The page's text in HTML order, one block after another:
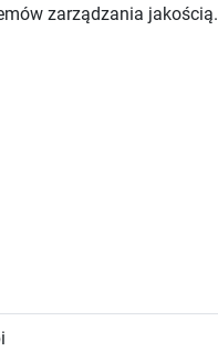
zarządzania jakością.